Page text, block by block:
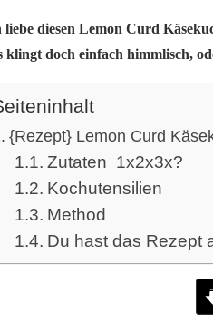
liebe diesen Lemon Curd
klingt doch einfach himmlisch,
{Rezept} Lemon Curd
Zutaten 1x2x3x?
Kochutensilien
Method
Du hast das Rezept